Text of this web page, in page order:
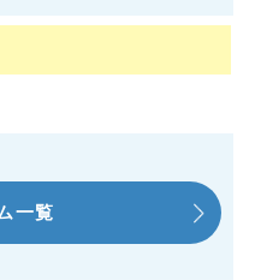
一覧